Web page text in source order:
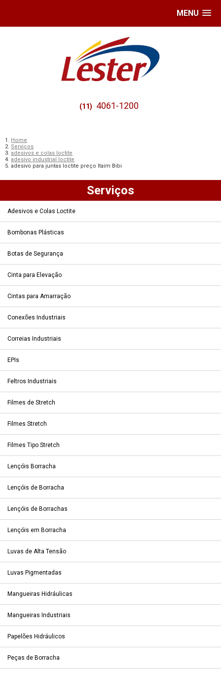
MENU
(11) 4061-1200
Home
Serviços
adesivos e colas loctite
adesivo industrial loctite
adesivo para juntas loctite preço Itaim Bibi
Serviços
Adesivos e Colas Loctite
Bombonas Plásticas
Botas de Segurança
Cinta para Elevação
Cintas para Amarração
Conexões Industriais
Correias Industriais
EPIs
Feltros Industriais
Filmes de Stretch
Filmes Stretch
Filmes Tipo Stretch
Lençóis Borracha
Lençóis de Borracha
Lençóis de Borrachas
Lençóis em Borracha
Luvas de Alta Tensão
Luvas Pigmentadas
Mangueiras Hidráulicas
Mangueiras Industriais
Papelões Hidráulicos
Peças de Borracha